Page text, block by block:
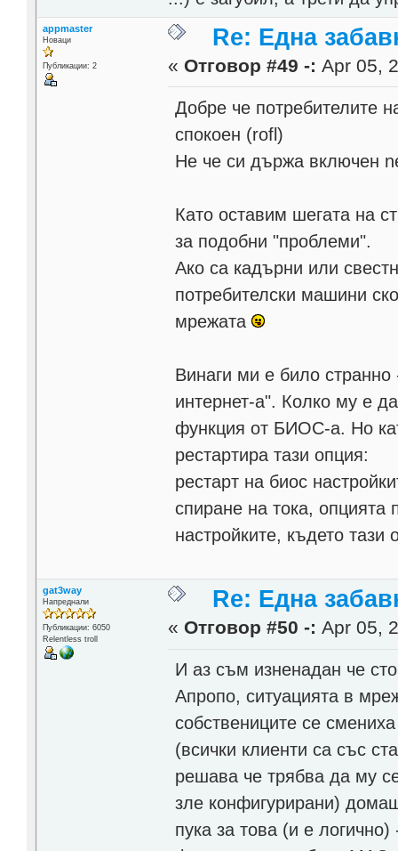
appmaster
Новаци
Публикации: 2
Re: Една
« Отговор #49 -: Apr 05,
Добре че потребителите
спокоен (rofl)
Не че си държа включен
Като оставим шегата на
за подобни "проблеми".
Ако са кадърни или
потребителски машини
мрежата
Винаги ми е било странно
интернет-а". Колко му е
функция от БИОС-а. Но
рестартира тази опция:
рестарт на биос
спиране на тока,
настройките, където
gat3way
Напреднали
Публикации: 6050
Relentless troll
Re: Една
« Отговор #50 -: Apr 05,
И аз съм изненадан че
Апропо, ситуацията в
собствениците се
(всички клиенти са със
решава че трябва да му
зле конфигурирани)
пука за това (и е